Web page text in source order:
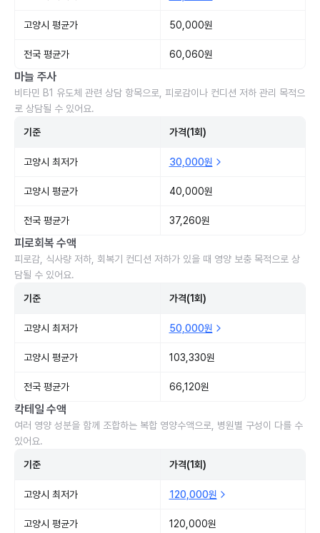
고양시 평균가 50,000원
전국 평균가 60,060원
마늘 주사
비타민 B1 유도체 관련 상담 항목으로, 피로감이나 컨디션 저하 관리 목적으
로 상담될 수 있어요.
기준 가격(1회)
고양시 최저가 30,000원
고양시 평균가 40,000원
전국 평균가 37,260원
피로회복 수액
피로감, 식사량 저하, 회복기 컨디션 저하가 있을 때 영양 보충 목적으로 상
담될 수 있어요.
기준 가격(1회)
고양시 최저가 50,000원
고양시 평균가 103,330원
전국 평균가 66,120원
칵테일 수액
여러 영양 성분을 함께 조합하는 복합 영양수액으로, 병원별 구성이 다를 수
있어요.
기준 가격(1회)
고양시 최저가 120,000원
고양시 평균가 120,000원